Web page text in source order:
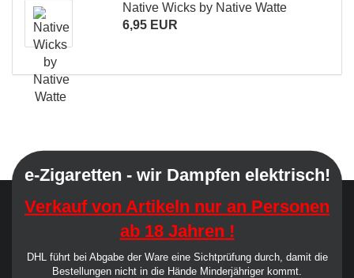
Native Wicks by Native Watte
6,95 EUR
e-Zigaretten - wir Dampfen elektrisch!
Verkauf von Artikeln nur an Personen
ab 18 Jahren !
DHL führt bei Abgabe der Ware eine Sichtprüfung durch, damit die
Bestellungen nicht in die Hände Minderjähriger kommt.